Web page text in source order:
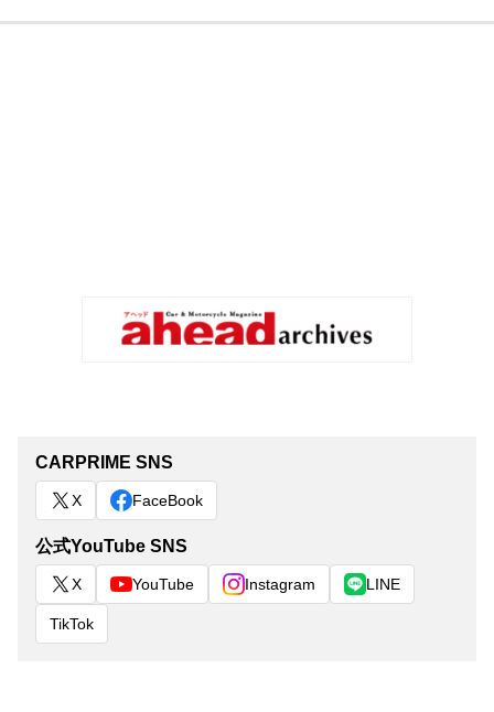
CARPRIME SNS
X FaceBook
公式YouTube SNS
X YouTube Instagram LINE
TikTok